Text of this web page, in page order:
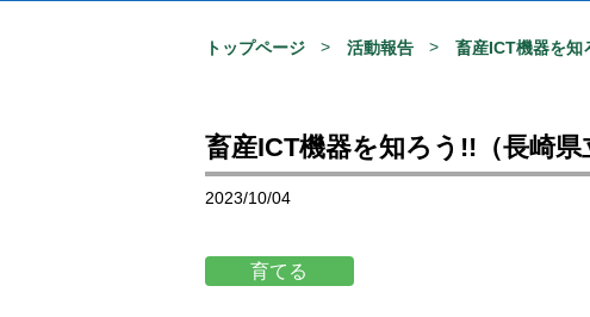
トップページ 活動報告 畜産ICT機器を知
畜産ICT機器を知ろう!!（長崎県
2023/10/04